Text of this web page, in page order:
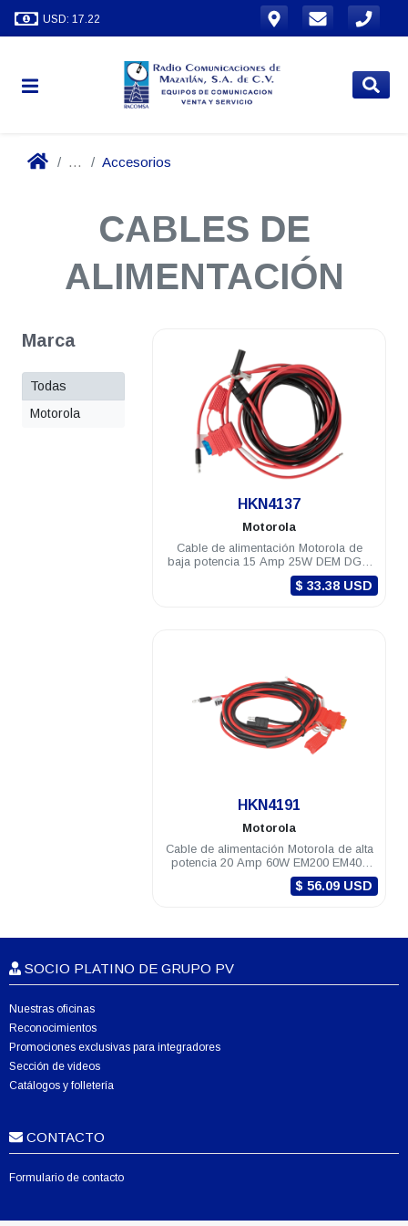
USD: 17.22
... Accesorios
CABLES DE
ALIMENTACIÓN
Marca
Todas
Motorola
HKN4137
Motorola
Cable de alimentación Motorola de
baja potencia 15 Amp 25W DEM DGM
$ 33.38 USD
HKN4191
Motorola
Cable de alimentación Motorola de alta
potencia 20 Amp 60W EM200 EM400
PRO DEM DGM TLK150
$ 56.09 USD
SOCIO PLATINO DE GRUPO PV
Nuestras oficinas
Reconocimientos
Promociones exclusivas para integradores
Sección de videos
Catálogos y folletería
CONTACTO
Formulario de contacto